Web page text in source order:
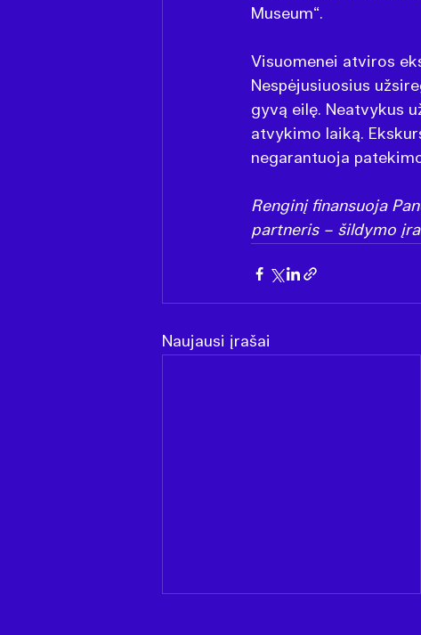
Museum“.
Visuomenei atviros
Nespėjusiuosius
gyvą eilę. Neatvykus
atvykimo laiką.
negarantuoja
Renginį finansuoja
partneris – šildymo
Naujausi įrašai